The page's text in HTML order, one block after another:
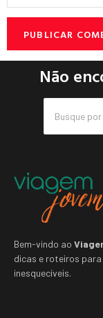
Não
Bem-vindo ao
dicas e roteiros
inesquecíveis.